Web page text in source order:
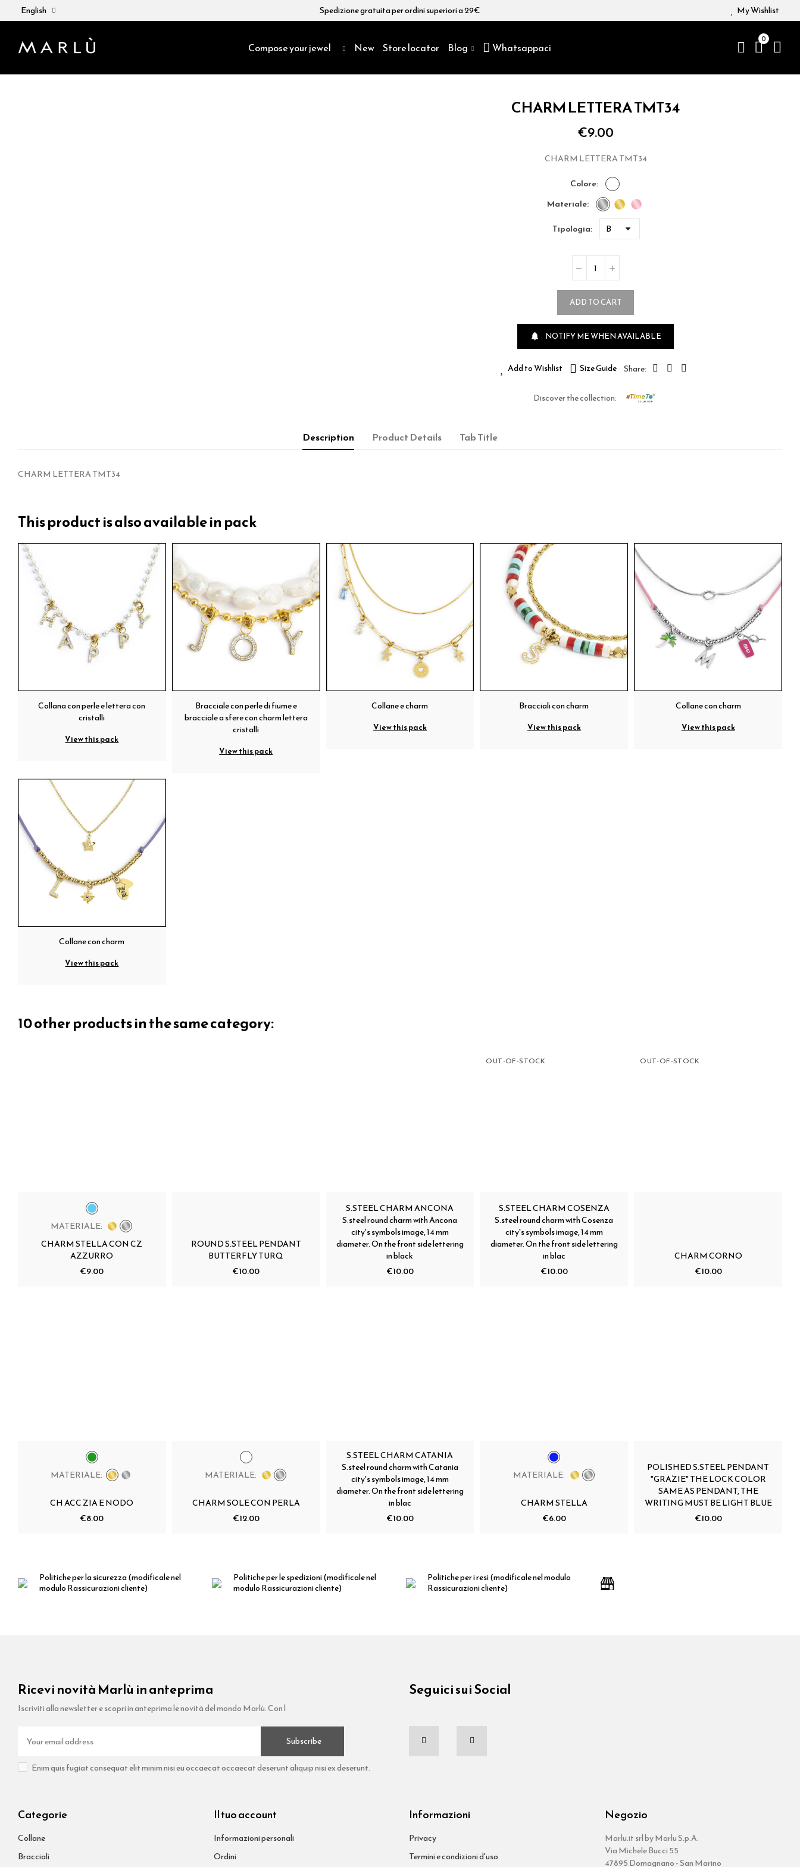
English Spedizione gratuita per ordini superiori a 29€ My Wishlist
Compose your jewel New Store locator Blog Whatsappaci
0
CHARM LETTERA TMT34
€9.00
CHARM LETTERA TMT34
colore
materiale
tipologia
ADD TO CART
 NOTIFY ME WHEN AVAILABLE
Add to Wishlist Size Guide
Discover the collection:
Description Product Details Tab Title
CHARM LETTERA TMT34
This product is also available in pack
Collana con perle e lettera con
cristalli
View this pack
Bracciale con perle di fiume e
bracciale a sfere con charm lettera
cristalli
View this pack
Collane e charm
View this pack
Bracciali con charm
View this pack
Collane con charm
View this pack
Collane con charm
View this pack
10 other products in the same category:
MATERIALE:
CHARM STELLA CON CZ
AZZURRO
€9.00
ROUND S.STEEL PENDANT
BUTTERFLY TURQ
€10.00
S.STEEL CHARM ANCONA
S.steel round charm with Ancona
city's symbols image, 14 mm
diameter. On the front side lettering
in black
€10.00
OUT-OF-STOCK
S.STEEL CHARM COSENZA
S.steel round charm with Cosenza
city's symbols image, 14 mm
diameter. On the front side lettering
in blac
€10.00
OUT-OF-STOCK
CHARM CORNO
€10.00
MATERIALE:
CH ACC ZIA E NODO
€8.00
MATERIALE:
CHARM SOLE CON PERLA
€12.00
S.STEEL CHARM CATANIA
S.steel round charm with Catania
city's symbols image, 14 mm
diameter. On the front side lettering
in blac
€10.00
MATERIALE:
CHARM STELLA
€6.00
POLISHED S.STEEL PENDANT
"GRAZIE" THE LOCK COLOR
SAME AS PENDANT, THE
WRITING MUST BE LIGHT BLUE
€10.00
Politiche per la sicurezza(modificale nel
modulo Rassicurazioni cliente)
Politiche per le spedizioni(modificale nel
modulo Rassicurazioni cliente)
Politiche per i resi(modificale nel modulo
Rassicurazioni cliente)
Ricevi novità Marlù in anteprima
Iscriviti alla newsletter e scopri in anteprima le novità del mondo Marlù. Con l
Subscribe
Enim quis fugiat consequat elit minim nisi eu occaecat occaecat deserunt aliquip nisi ex deserunt.
Seguici sui Social
Categorie
Collane
Bracciali
Il tuo account
Informazioni personali
Ordini
Informazioni
Privacy
Termini e condizioni d'uso
Negozio
Marlu.it srl by Marlu S.p.A.
Via Michele Bucci 55
47895 Domagnano - San Marino